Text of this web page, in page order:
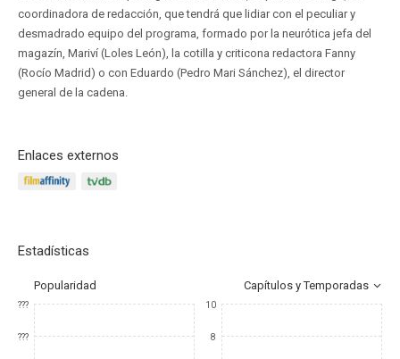
coordinadora de redacción, que tendrá que lidiar con el peculiar y
desmadrado equipo del programa, formado por la neurótica jefa del
magazín, Mariví (Loles León), la cotilla y criticona redactora Fanny
(Rocío Madrid) o con Eduardo (Pedro Mari Sánchez), el director
general de la cadena.
Enlaces externos
Estadísticas
Popularidad Capítulos y Temporadas
???
???
10
8